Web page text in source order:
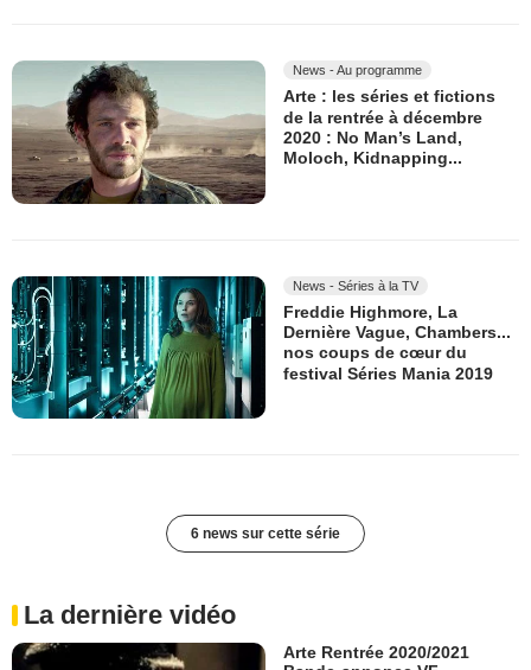
News - Au programme
Arte : les séries et fictions
de la rentrée à décembre
2020 : No Man’s Land,
Moloch, Kidnapping...
News - Séries à la TV
Freddie Highmore, La
Dernière Vague, Chambers...
nos coups de cœur du
festival Séries Mania 2019
6 news sur cette série
La dernière vidéo
Arte Rentrée 2020/2021